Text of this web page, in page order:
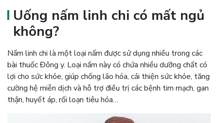
Uống nấm linh chi có mất ngủ
không?
Nấm linh chi là một loại nấm được sử dụng nhiều trong các
bài thuốc Đông y. Loại nấm này có chứa nhiều dưỡng chất có
lợi cho sức khỏe, giúp chống lão hóa, cải thiện sức khỏe, tăng
cường hệ miễn dịch và hỗ trợ điều trị các bệnh tim mạch, gan
thận, huyết áp, rối loạn tiêu hóa…